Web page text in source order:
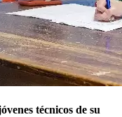
técnicos de su